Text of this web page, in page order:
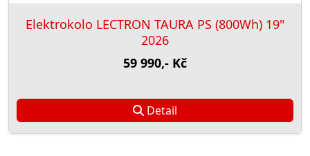
Elektrokolo LECTRON TAURA PS (800Wh) 19"
2026
59 990,- Kč
Detail